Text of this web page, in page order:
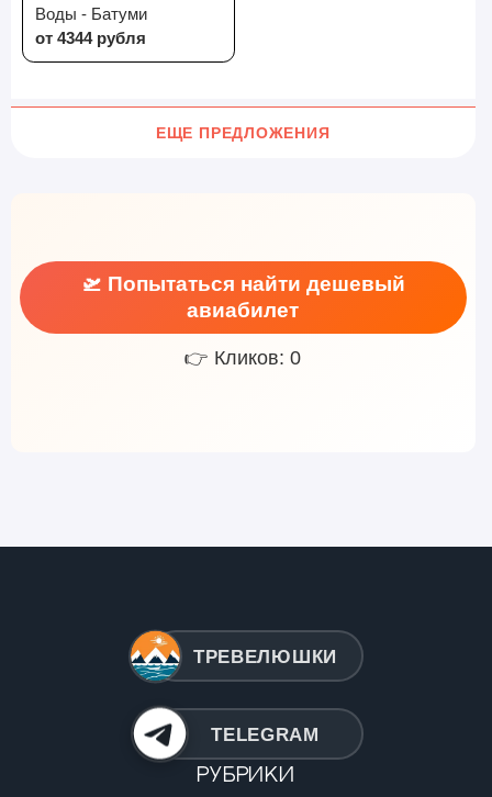
Воды - Батуми
от 4344 рубля
ЕЩЕ ПРЕДЛОЖЕНИЯ
🛫 Попытаться найти дешевый
авиабилет
👉 Кликов: 0
ТРЕВЕЛЮШКИ
TELEGRAM
Рубрики